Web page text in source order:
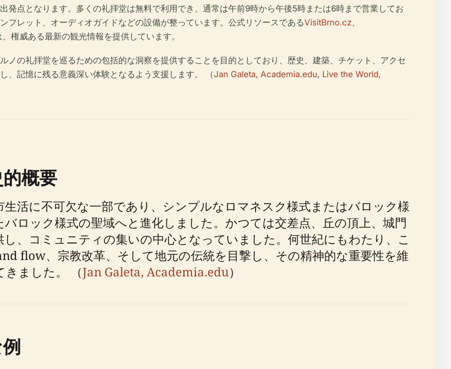
発点となります。多くの礼拝堂は無料で利用でき、通常は午前9時から午後5時または6時まで営業してお
フレット、オーディオガイドなどの設備が整っています。公式リソースであるVisitBrno.cz、
、権威ある最新の観光情報を提供しています。
ノの礼拝堂を巡るための包括的な洞察を提供することを目的としており、歴史、建築、チケット、アクセ
、記憶に残る意義深い体験となるよう支援します。 （Jan Galeta, Academia.edu, Live the World,
概要
活に不可欠な一部であり、シンプルなロマネスク様式またはバロック様
ロック様式の聖域へと進化しました。かつては交差点、丘の頂上、城門
、コミュニティの集いの中心となっていました。何世紀にもわたり、こ
flow、宗教改革、そして地元の伝統を目撃し、その精神的な重要性を維
きました。 （Jan Galeta, Academia.edu）